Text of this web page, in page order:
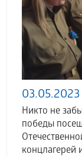
03.05.2023
Никто не
победы
концлагерей